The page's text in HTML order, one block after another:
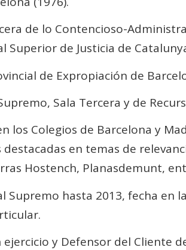
de lo Contencioso-
Superior de Justicia de
de Expropiación de
Sala Tercera y de
los Colegios de Barcelona y
en temas de
Hostench, Planasdemunt,
Supremo hasta 2013, fecha en
y Defensor del Cliente